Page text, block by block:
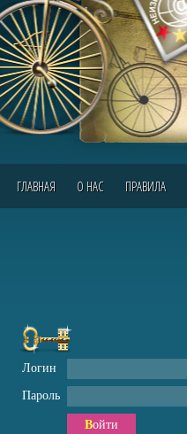
ГЛАВНАЯ О НАС ПРАВИЛА
Логин
Пароль
Войти